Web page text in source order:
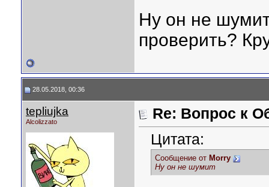
Ну он не
проверить?
28.05.2018, 00:36
tepliujka
Аlcolizzato
Re: Вопрос к
Цитата:
Сообщение от Morry
Ну он не шумит